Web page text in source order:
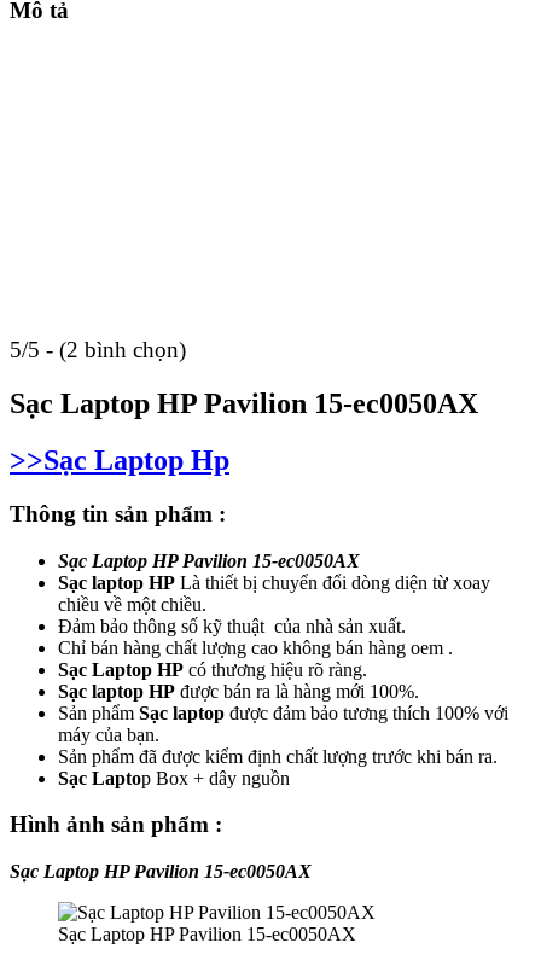
Mô tả
5/5 - (2 bình chọn)
Sạc Laptop HP Pavilion 15-ec0050AX
>>Sạc Laptop Hp
Thông tin sản phẩm :
Sạc Laptop HP Pavilion 15-ec0050AX
Sạc laptop HP Là thiết bị chuyển đổi dòng diện từ xoay
chiều về một chiều.
Đảm bảo thông số kỹ thuật của nhà sản xuất.
Chỉ bán hàng chất lượng cao không bán hàng oem .
Sạc Laptop HP có thương hiệu rõ ràng.
Sạc laptop HP được bán ra là hàng mới 100%.
Sản phẩm Sạc laptop được đảm bảo tương thích 100% với
máy của bạn.
Sản phẩm đã được kiểm định chất lượng trước khi bán ra.
Sạc Laptop Box + dây nguồn
Hình ảnh sản phẩm :
Sạc Laptop HP Pavilion 15-ec0050AX
Sạc Laptop HP Pavilion 15-ec0050AX